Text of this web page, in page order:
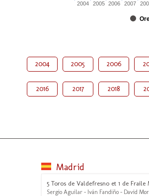
2004 2005 2006 2007
2004 2005 2006
2016 2017 2018
Madrid
5 Toros de Valdefresno et 1 de Fraile
Sergio Aguilar - Iván Fandiño - David